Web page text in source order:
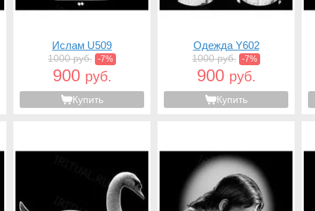
Ислам U509
1000 руб. -7%
900 руб.
Купить
Одежда Y602
1000 руб. -7%
900 руб.
Купить